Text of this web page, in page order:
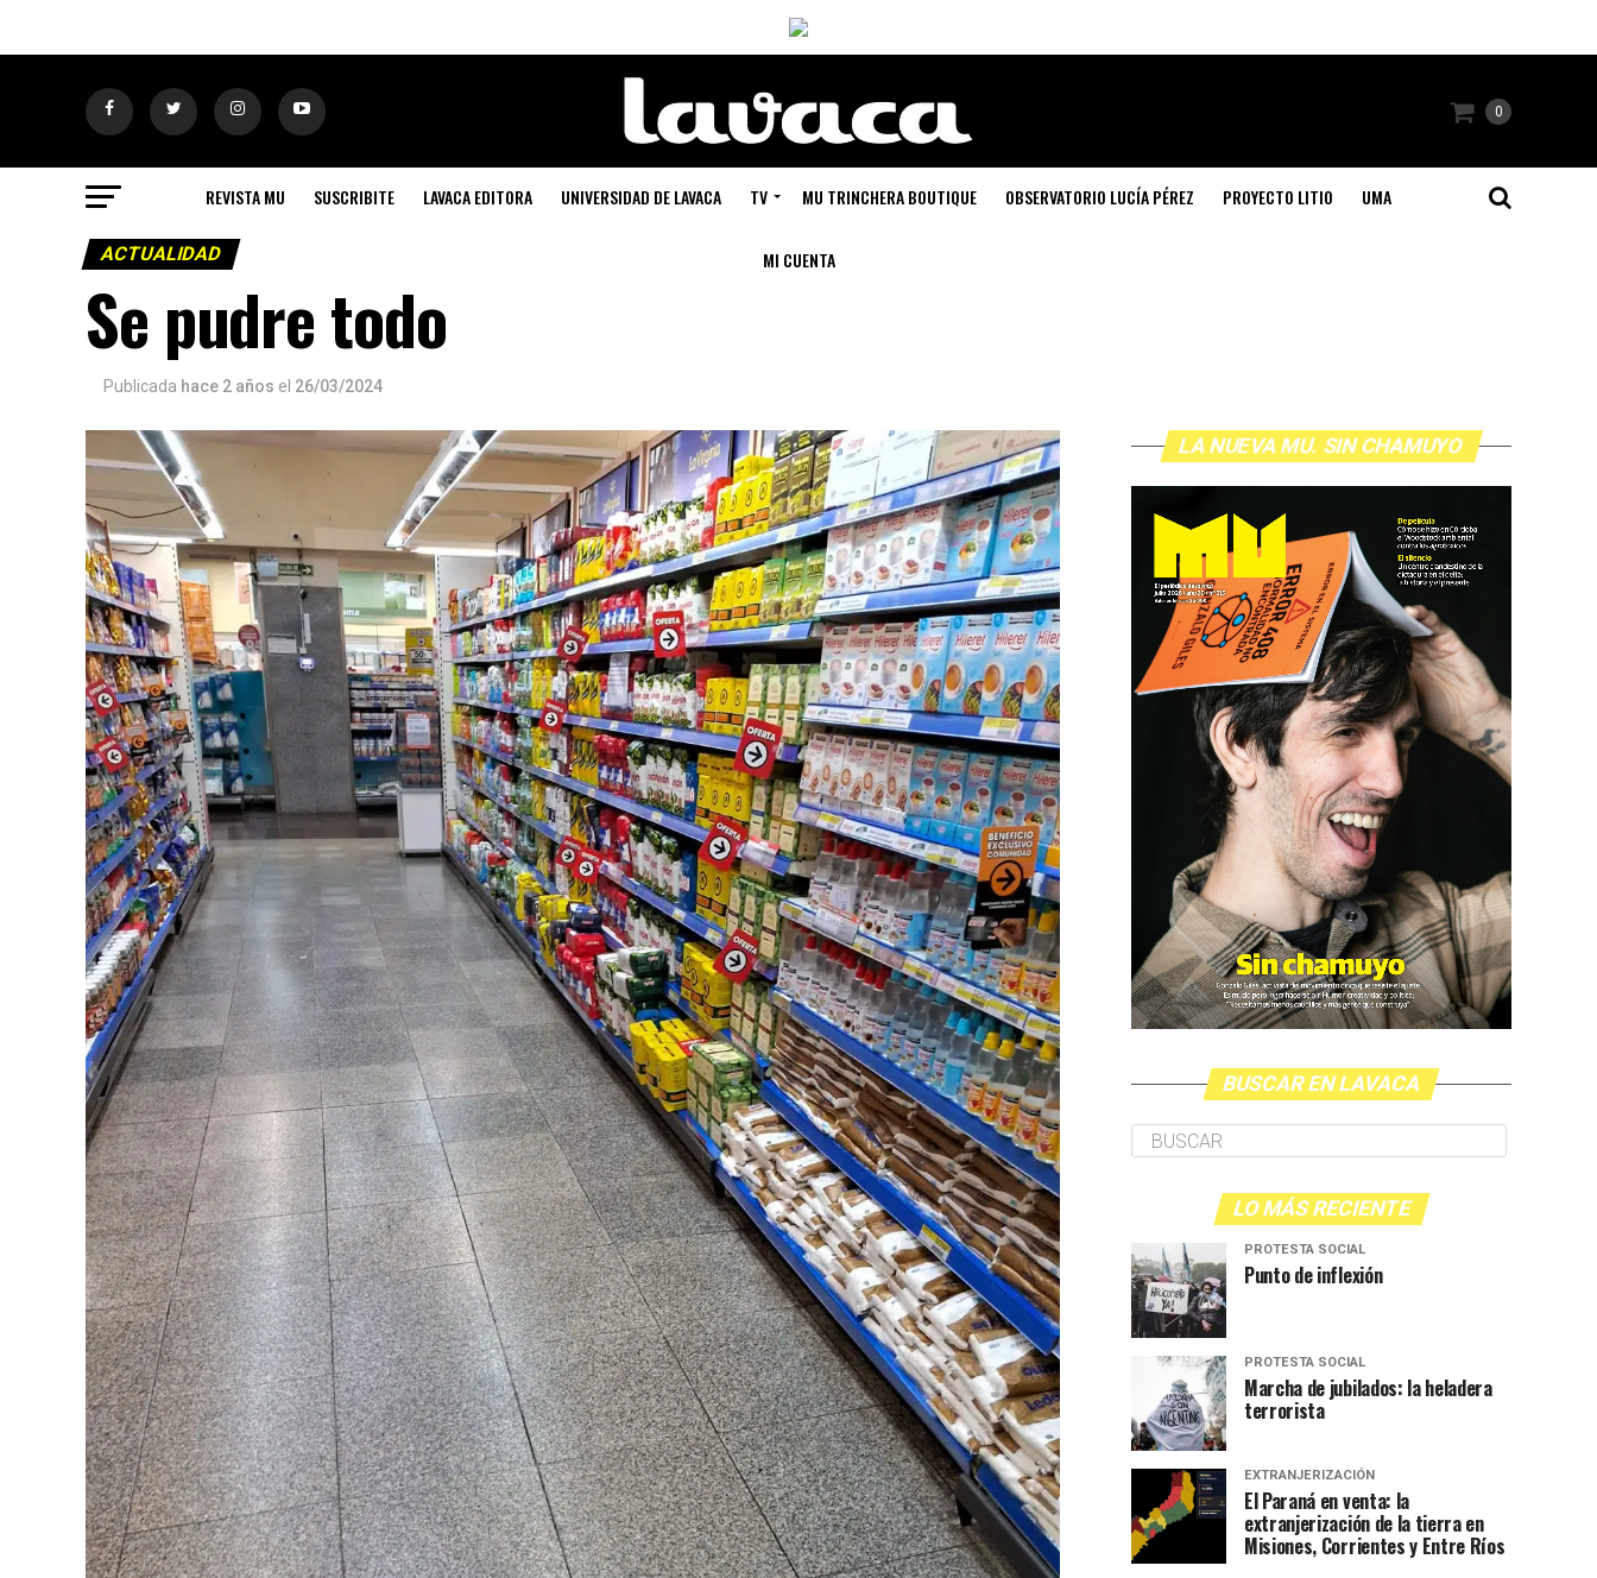
0
REVISTA MU SUSCRIBITE LAVACA EDITORA UNIVERSIDAD DE LAVACA TV MU TRINCHERA BOUTIQUE OBSERVATORIO LUCÍA PÉREZ PROYECTO LITIO UMA
MI CUENTA
ACTUALIDAD
Se pudre todo
Publicada hace 2 años el 26/03/2024
LA NUEVA MU. SIN CHAMUYO
BUSCAR EN LAVACA
LO MÁS RECIENTE
PROTESTA SOCIAL
Punto de inflexión
PROTESTA SOCIAL
Marcha de jubilados: la heladera
terrorista
EXTRANJERIZACIÓN
El Paraná en venta: la
extranjerización de la tierra en
Misiones, Corrientes y Entre Ríos